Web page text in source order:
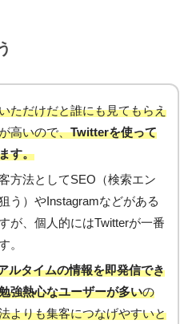
ただけだと誰にも見てもらえ
高いので、Twitterを使って
す。
方法としてSEO（検索エン
う）やInstagramなどがある
が、個人的にはTwitterが一番
。
ルタイムの情報を即発信でき
強熱心なユーザーが多いの
よりも集客につなげやすいと